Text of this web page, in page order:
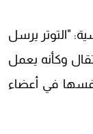
"التوتر يرسل
وكأنه يعمل
في أعضاء